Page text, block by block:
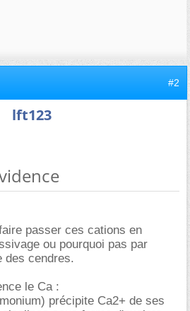
#2
lft123
passer ces cations en
ou pourquoi pas par
des cendres.
le Ca :
précipite Ca2+ de ses